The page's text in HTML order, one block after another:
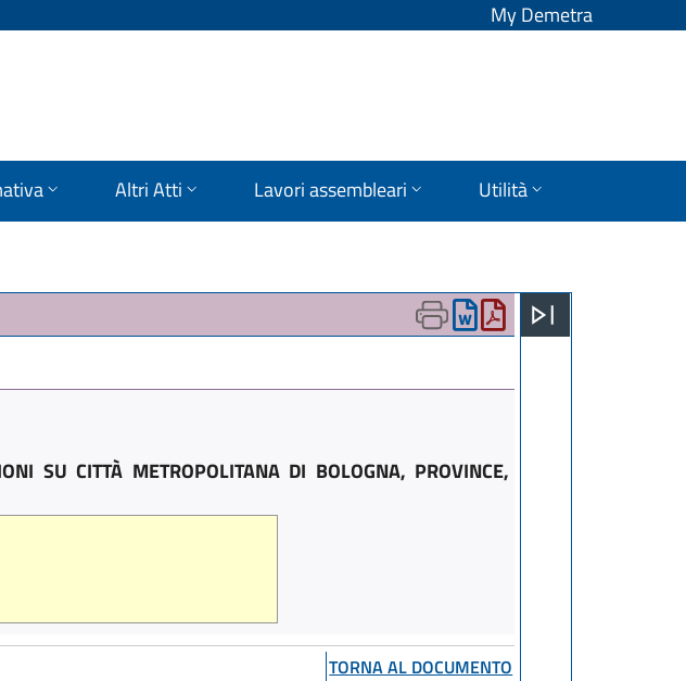
My Demetra
Altri Atti Lavori assembleari Utilità
SU CITTÀ METROPOLITANA DI BOLOGNA, PROVINCE,
TORNA AL DOCUMENTO